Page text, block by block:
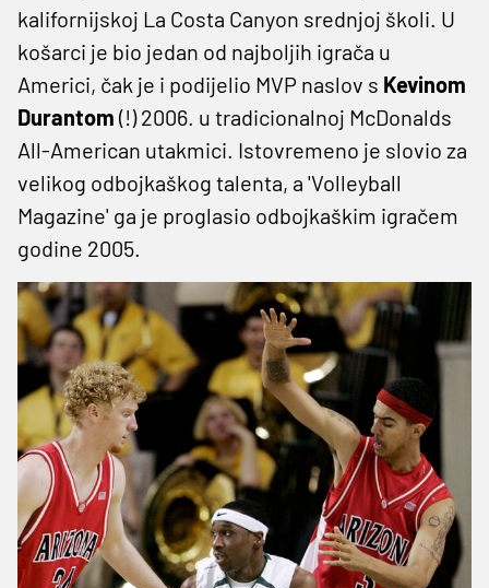
kalifornijskoj La Costa Canyon srednjoj školi. U
košarci je bio jedan od najboljih igrača u
Americi, čak je i podijelio MVP naslov s Kevinom
Durantom (!) 2006. u tradicionalnoj McDonalds
All-American utakmici. Istovremeno je slovio za
velikog odbojkaškog talenta, a 'Volleyball
Magazine' ga je proglasio odbojkaškim igračem
godine 2005.